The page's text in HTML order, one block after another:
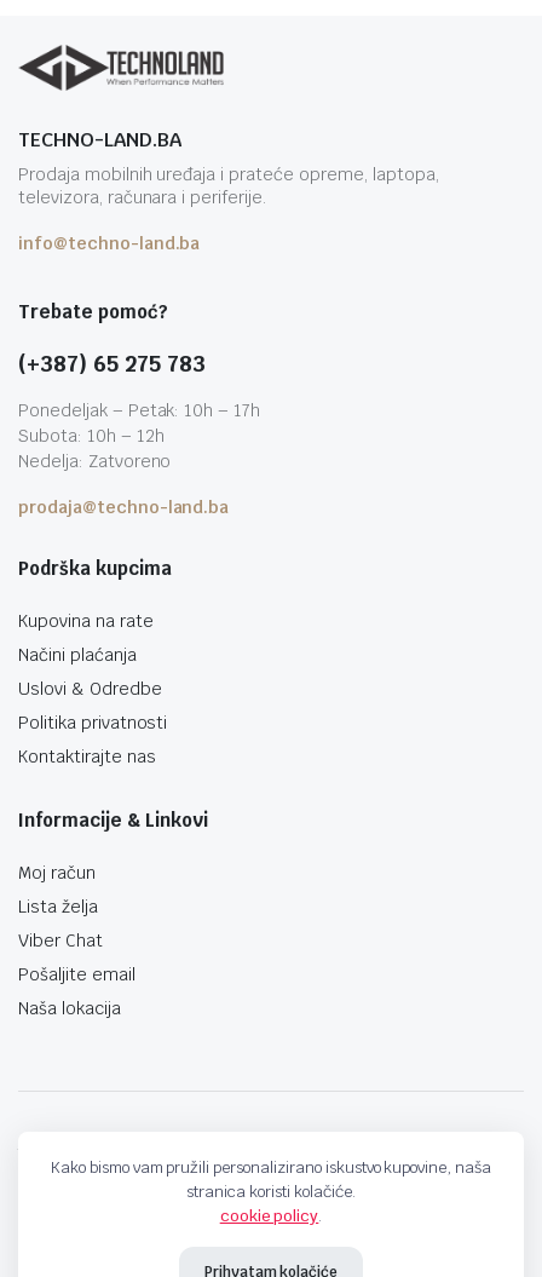
TECHNO-LAND.BA
Prodaja mobilnih uređaja i prateće opreme, laptopa,
televizora, računara i periferije.
info@techno-land.ba
Trebate pomoć?
(+387) 65 275 783
Ponedeljak – Petak: 10h – 17h
Subota: 10h – 12h
Nedelja: Zatvoreno
prodaja@techno-land.ba
Podrška kupcima
Kupovina na rate
Načini plaćanja
Uslovi & Odredbe
Politika privatnosti
Kontaktirajte nas
Informacije & Linkovi
Moj račun
Lista želja
Viber Chat
Pošaljite email
Naša lokacija
Kako bismo vam pružili personalizirano iskustvo kupovine, naša
stranica koristi kolačiće.
cookie policy.
Prihvatam kolačiće